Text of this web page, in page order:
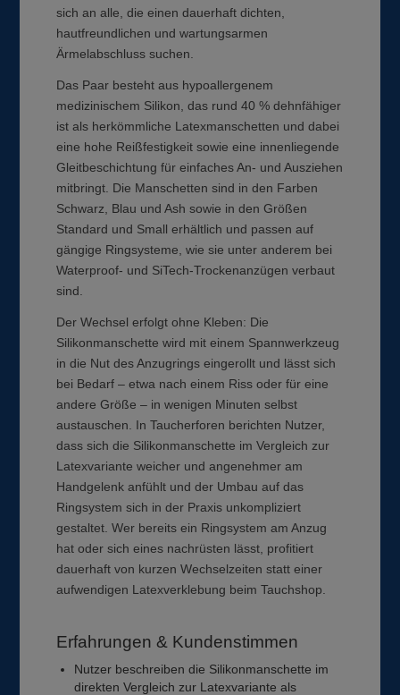
sich an alle, die einen dauerhaft dichten,
hautfreundlichen und wartungsarmen
Ärmelabschluss suchen.
Das Paar besteht aus hypoallergenem
medizinischem Silikon, das rund 40 % dehnfähiger
ist als herkömmliche Latexmanschetten und dabei
eine hohe Reißfestigkeit sowie eine innenliegende
Gleitbeschichtung für einfaches An- und Ausziehen
mitbringt. Die Manschetten sind in den Farben
Schwarz, Blau und Ash sowie in den Größen
Standard und Small erhältlich und passen auf
gängige Ringsysteme, wie sie unter anderem bei
Waterproof- und SiTech-Trockenanzügen verbaut
sind.
Der Wechsel erfolgt ohne Kleben: Die
Silikonmanschette wird mit einem Spannwerkzeug
in die Nut des Anzugrings eingerollt und lässt sich
bei Bedarf – etwa nach einem Riss oder für eine
andere Größe – in wenigen Minuten selbst
austauschen. In Taucherforen berichten Nutzer,
dass sich die Silikonmanschette im Vergleich zur
Latexvariante weicher und angenehmer am
Handgelenk anfühlt und der Umbau auf das
Ringsystem sich in der Praxis unkompliziert
gestaltet. Wer bereits ein Ringsystem am Anzug
hat oder sich eines nachrüsten lässt, profitiert
dauerhaft von kurzen Wechselzeiten statt einer
aufwendigen Latexverklebung beim Tauchshop.
Erfahrungen & Kundenstimmen
Nutzer beschreiben die Silikonmanschette im
direkten Vergleich zur Latexvariante als